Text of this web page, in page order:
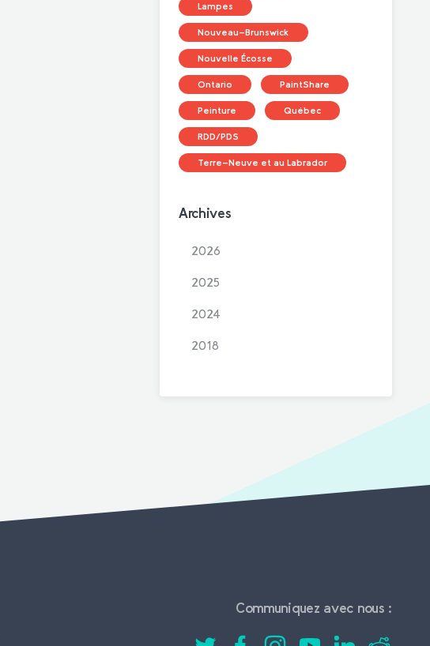
Lampes
Nouveau-Brunswick
Nouvelle Écosse
Ontario PaintShare
Peinture Québec
RDD/PDS
Terre-Neuve et au Labrador
Archives
2026
2025
2024
2018
Communiquez avec nous :